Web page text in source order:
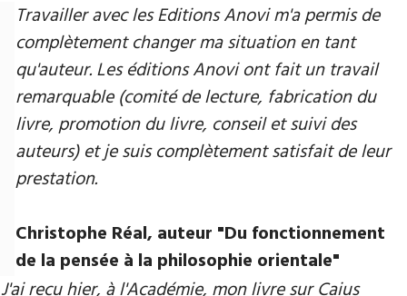
Travailler avec les Editions Anovi m'a permis de
complètement changer ma situation en tant
qu'auteur. Les éditions Anovi ont fait un travail
remarquable (comité de lecture, fabrication du
livre, promotion du livre, conseil et suivi des
auteurs) et je suis complètement satisfait de leur
prestation.
Christophe Réal, auteur ​"Du fonctionnement
de la pensée à la philosophie orientale"